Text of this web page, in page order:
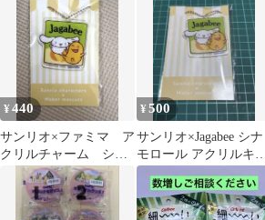
ー 3種
¥440
サンリオ×ファミマ ア
クリルチャーム シナ
モロール Jagabee ジャ
ガビー
¥500
サンリオ×Jagabee シナ
モロール アクリルキー
ホルダー